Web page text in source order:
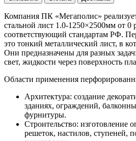
Компания ПК «Мегаполис»
стальной лист 1.0-1250×2500мм от 0
соответствующий стандартам РФ.
это тонкий металлический лист, в
Они предназначены для разных
свет, жидкости через поверхность
Области применения
Архитектура: создание
зданиях, ограждений,
фурнитуры.
Строительство: изготовление
решеток, настилов, ступеней,